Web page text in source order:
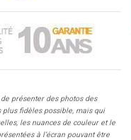
présenter des photos des
fidèles possible, mais qui
les nuances de couleur et le
à l’écran pouvant être